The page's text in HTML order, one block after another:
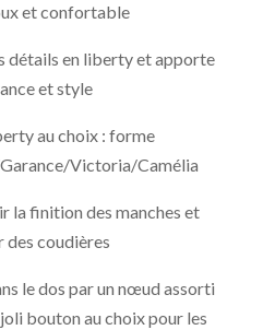
et confortable
détails en liberty et apporte
et style
au choix : forme
Victoria/Camélia
la finition des manches et
des coudières
le dos par un nœud assorti
bouton au choix pour les